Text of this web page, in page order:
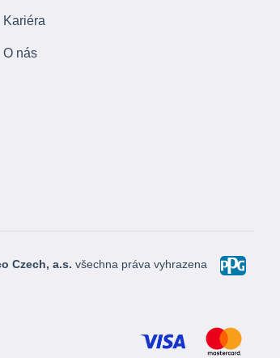
Kariéra
O nás
Czech, a.s. všechna práva vyhrazena